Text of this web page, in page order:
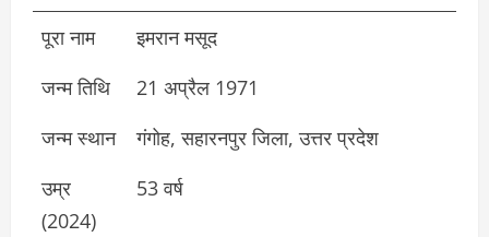
पूरा नाम
इमरान मसूद
जन्म तिथि
21 अप्रैल 1971
जन्म स्थान
गंगोह, सहारनपुर जिला, उत्तर प्रदेश
उम्र
(2024)
53 वर्ष